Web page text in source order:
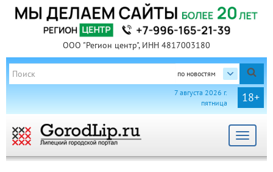
ООО "Регион центр", ИНН 4817003180
по новостям
18+
7 августа 2026 г.
пятница
Toggle